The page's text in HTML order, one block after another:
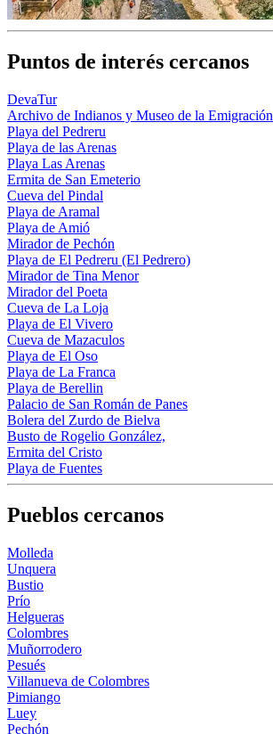
Puntos de interés cercanos
DevaTur
Archivo de Indianos y Museo de la Emigración
Playa del Pedreru
Playa de las Arenas
Playa Las Arenas
Ermita de San Emeterio
Cueva del Pindal
Playa de Aramal
Playa de Amió
Mirador de Pechón
Playa de El Pedreru (El Pedrero)
Mirador de Tina Menor
Mirador del Poeta
Cueva de La Loja
Playa de El Vivero
Cueva de Mazaculos
Playa de El Oso
Playa de La Franca
Playa de Berellin
Palacio de San Román de Panes
Bolera del Zurdo de Bielva
Busto de Rogelio González,
Ermita del Cristo
Playa de Fuentes
Pueblos cercanos
Molleda
Unquera
Bustio
Prío
Helgueras
Colombres
Muñorrodero
Pesués
Villanueva de Colombres
Pimiango
Luey
Pechón